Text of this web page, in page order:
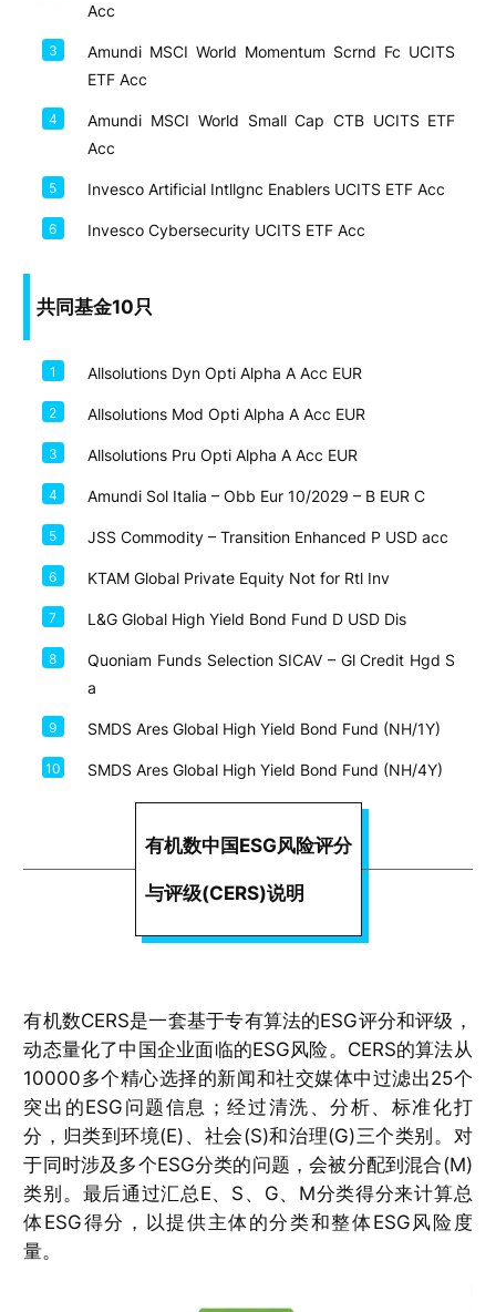
Acc
3
Amundi MSCI World Momentum Scrnd Fc UCITS
ETF Acc
4
Amundi MSCI World Small Cap CTB UCITS ETF
Acc
5 Invesco Artificial Intllgnc Enablers UCITS ETF Acc
6 Invesco Cybersecurity UCITS ETF Acc
共同基金10只
1 Allsolutions Dyn Opti Alpha A Acc EUR
2 Allsolutions Mod Opti Alpha A Acc EUR
3 Allsolutions Pru Opti Alpha A Acc EUR
4 Amundi Sol Italia – Obb Eur 10/2029 – B EUR C
5 JSS Commodity – Transition Enhanced P USD acc
6 KTAM Global Private Equity Not for Rtl Inv
7 L&G Global High Yield Bond Fund D USD Dis
8
Quoniam Funds Selection SICAV – Gl Credit Hgd S
a
9 SMDS Ares Global High Yield Bond Fund (NH/1Y)
10 SMDS Ares Global High Yield Bond Fund (NH/4Y)
有机数中国ESG风险评分
与评级(CERS)说明
有机数CERS是一套基于专有算法的ESG评分和评级，
动态量化了中国企业面临的ESG风险。CERS的算法从
10000多个精心选择的新闻和社交媒体中过滤出25个
突出的ESG问题信息；经过清洗、分析、标准化打
分，归类到环境(E)、社会(S)和治理(G)三个类别。对
于同时涉及多个ESG分类的问题，会被分配到混合(M)
类别。最后通过汇总E、S、G、M分类得分来计算总
体ESG得分，以提供主体的分类和整体ESG风险度
量。